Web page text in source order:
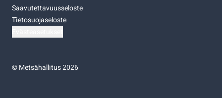
Saavutettavuusseloste
Tietosuojaseloste
©Metsähallitus 2026